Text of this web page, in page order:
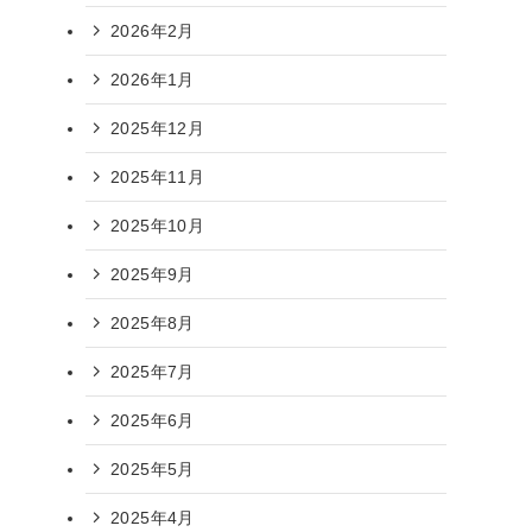
2026年2月
2026年1月
2025年12月
2025年11月
2025年10月
2025年9月
2025年8月
2025年7月
2025年6月
2025年5月
2025年4月